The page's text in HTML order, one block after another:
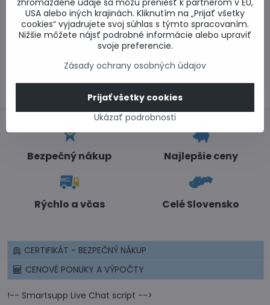
Technické poradenstvo
0948 987 787
Informácie k objednávkam
info​@lacnestavanie​.sk
Bezpečný nákup Najlepšie ceny
Rýchlo a včas Celé Slovensko
CERTIFIKÁT - BEZPEČNÝ NÁKUP
CENOVÉ PONUKY A VÝPOČTY
!-- Smartsupp Live Chat script -->
zhromaždené údaje sa môžu preniesť k partnerom v EÚ,
USA alebo iných krajinách. Kliknutím na „Prijať všetky
cookies“ vyjadrujete svoj súhlas s týmto spracovaním.
Nižšie môžete nájsť podrobné informácie alebo upraviť
svoje preferencie.
Zásady ochrany osobných údajov
Ukázať podrobnosti
Prijať všetky cookies